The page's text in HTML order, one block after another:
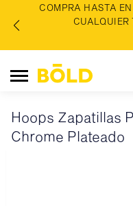
COMPRA HASTA
CUALQUIER
Hoops Zapatillas
Chrome Plateado